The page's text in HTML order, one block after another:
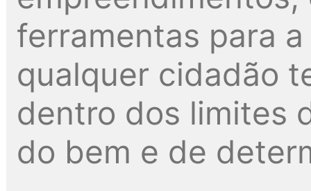
ferramentas para
qualquer cidadão
dentro dos limites
do bem e de